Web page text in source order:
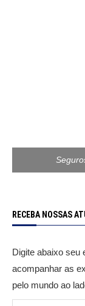
RECEBA NOSSAS
Digite abaixo seu
acompanhar as
pelo mundo ao